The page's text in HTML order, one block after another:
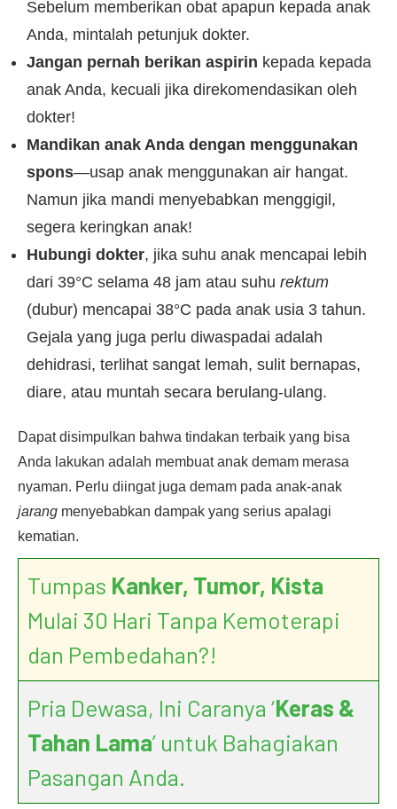
Sebelum memberikan obat apapun kepada anak
Anda, mintalah petunjuk dokter.
Jangan pernah berikan aspirin kepada kepada
anak Anda, kecuali jika direkomendasikan oleh
dokter!
Mandikan anak Anda dengan menggunakan
spons—usap anak menggunakan air hangat.
Namun jika mandi menyebabkan menggigil,
segera keringkan anak!
Hubungi dokter, jika suhu anak mencapai lebih
dari 39°C selama 48 jam atau suhu rektum
(dubur) mencapai 38°C pada anak usia 3 tahun.
Gejala yang juga perlu diwaspadai adalah
dehidrasi, terlihat sangat lemah, sulit bernapas,
diare, atau muntah secara berulang-ulang.
Dapat disimpulkan bahwa tindakan terbaik yang bisa
Anda lakukan adalah membuat anak demam merasa
nyaman. Perlu diingat juga demam pada anak-anak
jarang menyebabkan dampak yang serius apalagi
kematian.
Tumpas Kanker, Tumor, Kista
Mulai 30 Hari Tanpa Kemoterapi
dan Pembedahan?!
Pria Dewasa, Ini Caranya ‘Keras &
Tahan Lama’ untuk Bahagiakan
Pasangan Anda.